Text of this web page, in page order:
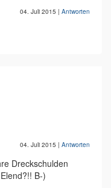
04. Juli 2015 | Antworten
04. Juli 2015 | Antworten
Dreckschulden
B-)